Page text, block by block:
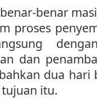
benar
proses
dan
dua
itu.